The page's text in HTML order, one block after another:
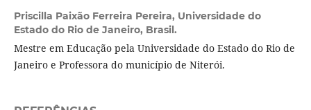
Priscilla Paixão Ferreira Pereira, Universidade do
Estado do Rio de Janeiro, Brasil.
Mestre em Educação pela Universidade do Estado do Rio de
Janeiro e Professora do município de Niterói.